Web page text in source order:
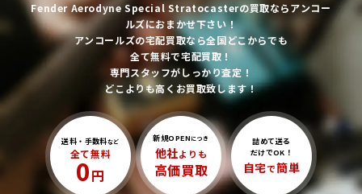
Fender Aerodyne Special Stratocasterの買取ならアンコー
ルズにおまかせ下さい！
アンコールズの宅配買取なら全国どこからでも
全て無料で宅配買取！
専門スタッフがしっかり査定！
どこよりも高くお買取致します！
送料・手数料など
全て無料
0円
新規OPEN につき
他社よりも
高価買取
詰めて送る
だけでOK！
自宅で簡単